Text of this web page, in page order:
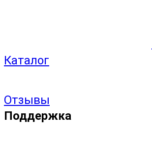
Каталог
Отзывы
Поддержка